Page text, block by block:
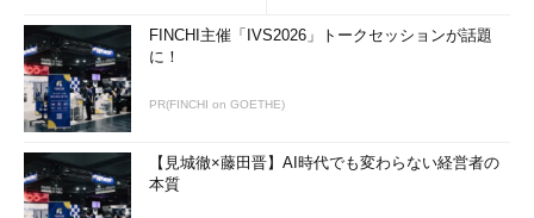
FINCHI主催「IVS2026」トークセッションが話題
に！
PR(FINCHI on GOETHE)
【見城徹×藤田晋】AI時代でも変わらない経営者の
本質